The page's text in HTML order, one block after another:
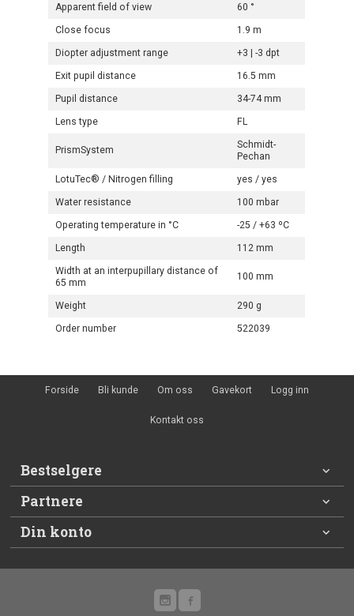
Apparent field of view 60 °
Close focus 1.9 m
Diopter adjustment range +3 | -3 dpt
Exit pupil distance 16.5 mm
Pupil distance 34-74 mm
Lens type FL
PrismSystem
Schmidt-
Pechan
LotuTec® / Nitrogen filling yes / yes
Water resistance 100 mbar
Operating temperature in °C -25 / +63 ºC
Length 112 mm
Width at an interpupillary distance of
65 mm
100 mm
Weight 290 g
Order number 522039
Forside Bli kunde Om oss Gavekort Logg inn
Kontakt oss
Bestselgere
Partnere
Din konto